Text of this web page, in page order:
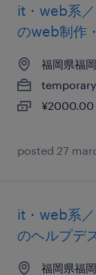
it・web系
のweb制作
福岡県福
temporary
posted 27
it・web系
のヘルプデ
福岡県福